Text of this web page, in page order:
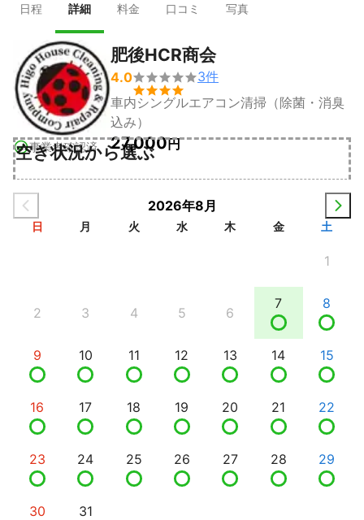
日程 詳細 料金 口コミ 写真
事業者確認済
肥後HCR商会
4.0

3件
車内シングルエアコン清掃（除菌・消臭
込み）
27,000円
空き状況から選ぶ
2026年8月
日 月 火 水 木 金 土
1
2 3 4 5 6
7 8
9 10 11 12 13 14 15
16 17 18 19 20 21 22
23 24 25 26 27 28 29
30 31